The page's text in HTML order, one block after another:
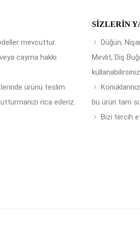
mevcuttur.
cayma hakkı
ürünü teslim
rica ederiz.
SIZLERIN
Düğün,
Mevlit, Diş
bu ürün tam
Bizi tercih